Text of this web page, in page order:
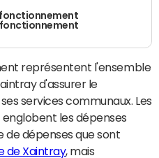
représentent l'ensemble
d'assurer le
services communaux. Les
les dépenses
de dépenses que sont
de Xaintray, mais